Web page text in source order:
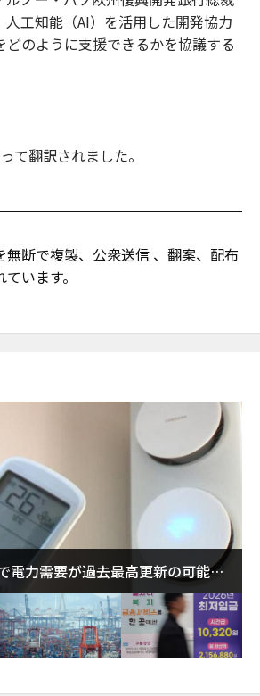
人工知能（AI）を活用した開発協力
どのように支援できるかを協議する
て翻訳されました。
無断で複製、公衆送信 、翻案、配布
います。
電力需要が過去最高更新の可能性
点検